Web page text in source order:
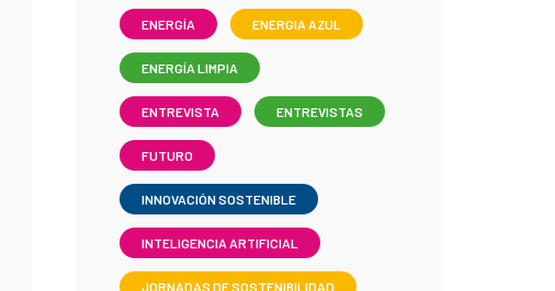
ENERGÍA ENERGIA AZUL
ENERGÍA LIMPIA
ENTREVISTA ENTREVISTAS
FUTURO
INNOVACIÓN SOSTENIBLE
INTELIGENCIA ARTIFICIAL
JORNADAS DE SOSTENIBILIDAD